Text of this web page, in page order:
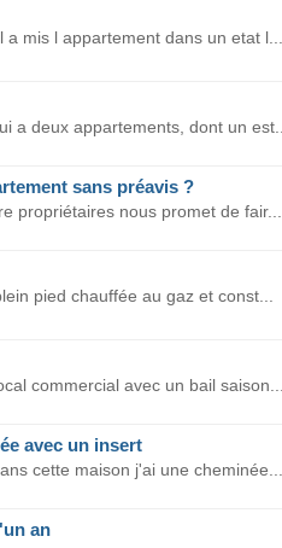
mis l appartement dans un etat l...
a deux appartements, dont un est...
sans préavis ?
propriétaires nous promet de fair...
pied chauffée au gaz et const...
commercial avec un bail saison...
avec un insert
cette maison j'ai une cheminée...
an